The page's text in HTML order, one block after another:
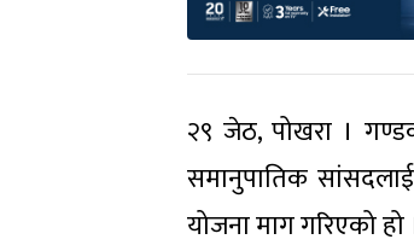
२९ जेठ, पोखरा ।
समानुपातिक
योजना माग गरिएको हो